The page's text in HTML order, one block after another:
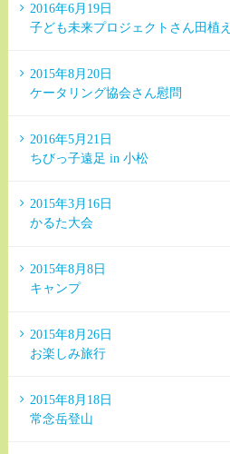
2016年6月19日
子ども未来プロジェクトさん田植え
2015年8月20日
ケータリング協会さん慰問
2016年5月21日
ちびっ子遠足 in 小松
2015年3月16日
かるた大会
2015年8月8日
キャンプ
2015年8月26日
お楽しみ旅行
2015年8月18日
常念岳登山